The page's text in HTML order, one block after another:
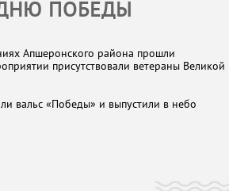
ПОБЕДЫ
Апшеронского района прошли
присутствовали ветераны Великой
вальс «Победы» и выпустили в небо